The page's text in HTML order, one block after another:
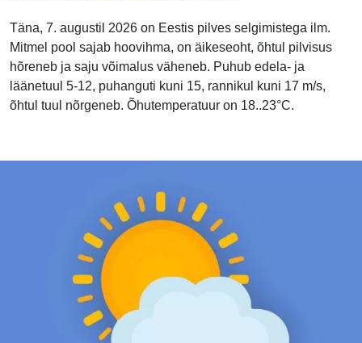
Täna, 7. augustil 2026 on Eestis pilves selgimistega ilm.
Mitmel pool sajab hoovihma, on äikeseoht, õhtul pilvisus
hõreneb ja saju võimalus väheneb. Puhub edela- ja
läänetuul 5-12, puhanguti kuni 15, rannikul kuni 17 m/s,
õhtul tuul nõrgeneb. Õhutemperatuur on 18..23°C.